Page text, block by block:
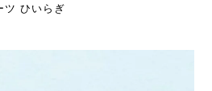
ツ ひいらぎ